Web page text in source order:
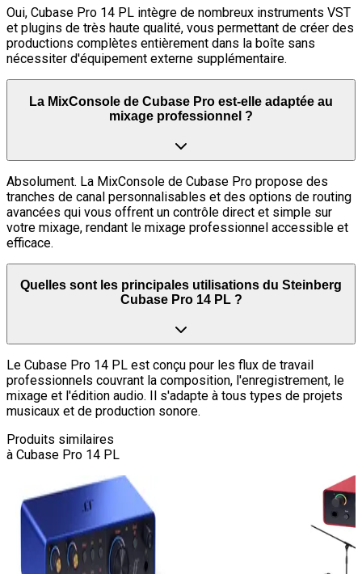
Oui, Cubase Pro 14 PL intègre de nombreux instruments VST
et plugins de très haute qualité, vous permettant de créer des
productions complètes entièrement dans la boîte sans
nécessiter d'équipement externe supplémentaire.
La MixConsole de Cubase Pro est-elle adaptée au
mixage professionnel ?
Absolument. La MixConsole de Cubase Pro propose des
tranches de canal personnalisables et des options de routing
avancées qui vous offrent un contrôle direct et simple sur
votre mixage, rendant le mixage professionnel accessible et
efficace.
Quelles sont les principales utilisations du Steinberg
Cubase Pro 14 PL ?
Le Cubase Pro 14 PL est conçu pour les flux de travail
professionnels couvrant la composition, l'enregistrement, le
mixage et l'édition audio. Il s'adapte à tous types de projets
musicaux et de production sonore.
Produits similaires
à Cubase Pro 14 PL